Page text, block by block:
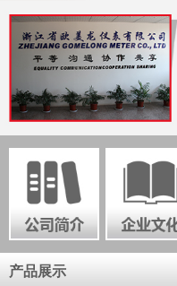
产品展示